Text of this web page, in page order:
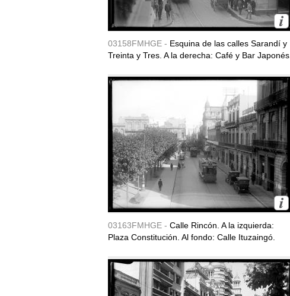
03158FMHGE - Esquina de las calles Sarandí y
Treinta y Tres. A la derecha: Café y Bar Japonés.
03163FMHGE - Calle Rincón. A la izquierda:
Plaza Constitución. Al fondo: Calle Ituzaingó.